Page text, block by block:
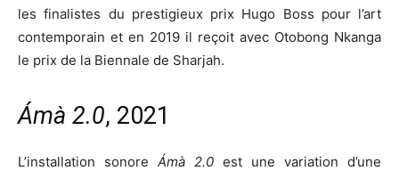
les finalistes du prestigieux prix Hugo Boss pour l’art
contemporain et en 2019 il reçoit avec Otobong Nkanga
le prix de la Biennale de Sharjah.
Ámà 2.0, 2021
L’installation sonore Ámà 2.0 est une variation d’une